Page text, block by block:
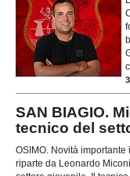
SAN BIAGIO.
tecnico del
OSIMO. Novità
riparte da Leonardo